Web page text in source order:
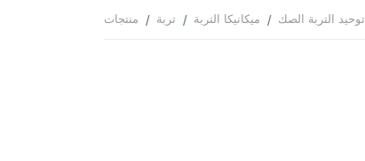
منتجات تربة ميكانيكا التربة توحيد التربة الصك